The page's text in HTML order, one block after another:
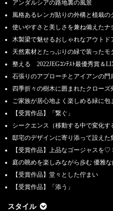
【近畿エリア限定】Spring Fair 庭
(土）～5月25日(土）
2024.4.16
【近畿エリア限定】春本番 庭づ
(土）～4月30日(火）
2024.4.11
2024.4.1
「春本番！外構とお庭の相談会」4/
4/21（日）【首都圏】
2024.3.1
「春の外構とお庭の無料相談会」3/
3/17(日）【首都圏】
2024.2.1
「外構とお庭の無料相談会」2/10（
アンダルシアの路地裏の風景
風格あるレンガ貼りの外構と植栽の
使いやすさと美しさを兼ね備えたナ
木製梁で魅せるおしゃれなアウトド
天然素材とたっぷりの緑で装ったモ
整える 2022JEGｺﾝﾃｽﾄ最優秀賞＆
石張りのアプローチとアイアンの門
四季折々の樹木に囲まれたクローズ
ご家族が居心地よく楽しめる緑に
【受賞作品】「繋ぐ」
シークエンス（移動する中で変化す
邸宅のデザインに寄り添って設えた
【受賞作品】上品なゴージャスを
庭の眺めを楽しみながら歩む 優雅
【受賞作品】堂々とした佇まい
【受賞作品】「添う」
スタイル